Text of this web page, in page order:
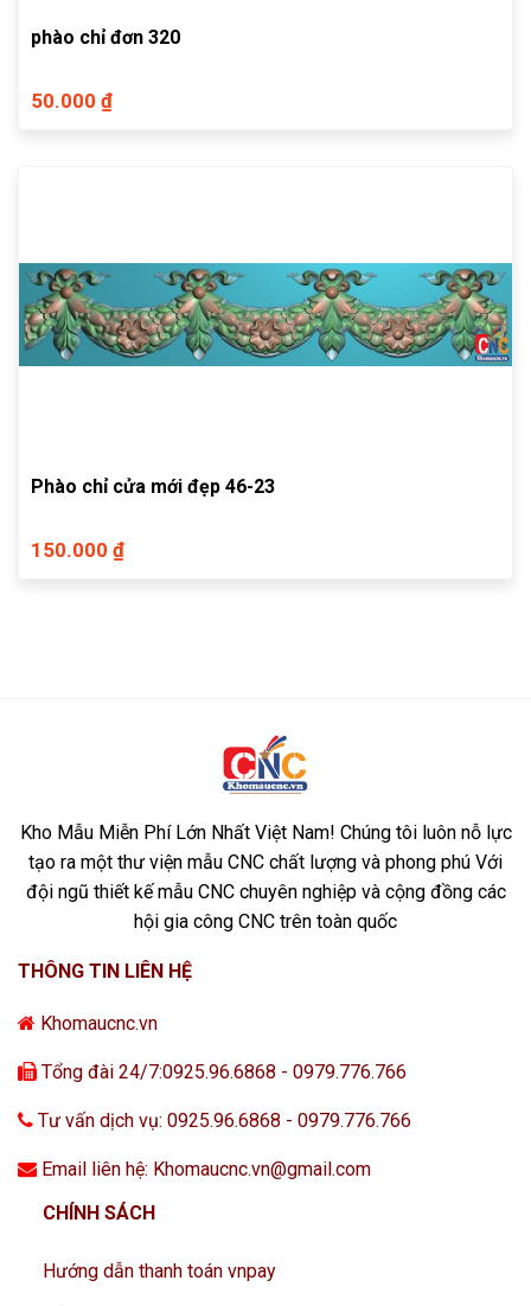
phào chỉ đơn 320
50.000 ₫
Phào chỉ cửa mới đẹp 46-23
150.000 ₫
Kho Mẫu Miễn Phí Lớn Nhất Việt Nam! Chúng tôi luôn nỗ lực
tạo ra một thư viện mẫu CNC chất lượng và phong phú Với
đội ngũ thiết kế mẫu CNC chuyên nghiệp và cộng đồng các
hội gia công CNC trên toàn quốc
THÔNG TIN LIÊN HỆ
Khomaucnc.vn
Tổng đài 24/7:0925.96.6868 - 0979.776.766
Tư vấn dịch vụ: 0925.96.6868 - 0979.776.766
Email liên hệ: Khomaucnc.vn@gmail.com
CHÍNH SÁCH
Hướng dẫn thanh toán vnpay